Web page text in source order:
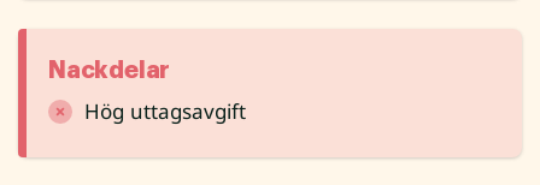
Nackdelar
Hög uttagsavgift